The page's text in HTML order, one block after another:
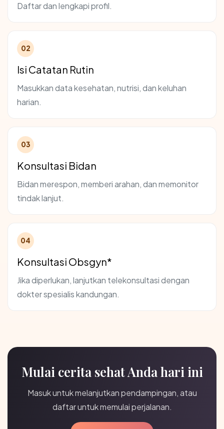
Daftar dan lengkapi profil.
02
Isi Catatan Rutin
Masukkan data kesehatan, nutrisi, dan keluhan
harian.
03
Konsultasi Bidan
Bidan merespon, memberi arahan, dan memonitor
tindak lanjut.
04
Konsultasi Obsgyn*
Jika diperlukan, lanjutkan telekonsultasi dengan
dokter spesialis kandungan.
Mulai cerita sehat Anda hari ini
Masuk untuk melanjutkan pendampingan, atau
daftar untuk memulai perjalanan.